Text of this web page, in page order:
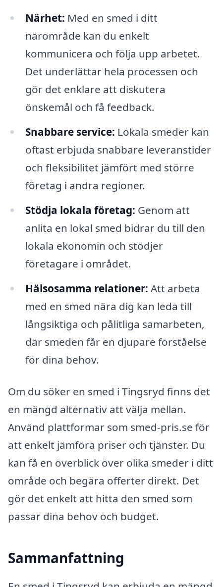
Närhet: Med en smed i ditt
närområde kan du enkelt
kommunicera och följa upp arbetet.
Det underlättar hela processen och
gör det enklare att diskutera
önskemål och få feedback.
Snabbare service: Lokala smeder kan
oftast erbjuda snabbare leveranstider
och fleksibilitet jämfört med större
företag i andra regioner.
Stödja lokala företag: Genom att
anlita en lokal smed bidrar du till den
lokala ekonomin och stödjer
företagare i området.
Hälsosamma relationer: Att arbeta
med en smed nära dig kan leda till
långsiktiga och pålitliga samarbeten,
där smeden får en djupare förståelse
för dina behov.
Om du söker en smed i Tingsryd finns det
en mängd alternativ att välja mellan.
Använd plattformar som smed-pris.se för
att enkelt jämföra priser och tjänster. Du
kan få en överblick över olika smeder i ditt
område och begära offerter direkt. Det
gör det enkelt att hitta den smed som
passar dina behov och budget.
Sammanfattning